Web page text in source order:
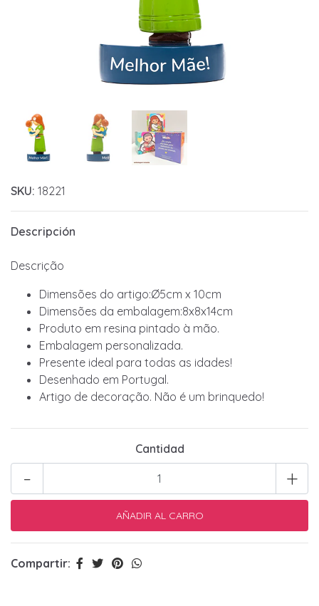
SKU: 18221
Descripción
Descrição
Dimensões do artigo:Ø5cm x 10cm
Dimensões da embalagem:8x8x14cm
Produto em resina pintado à mão.
Embalagem personalizada.
Presente ideal para todas as idades!
Desenhado em Portugal.
Artigo de decoração. Não é um brinquedo!
Cantidad
+
-
Compartir: